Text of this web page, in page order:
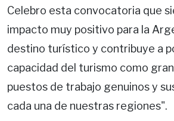
Celebro esta convocatoria que
impacto muy positivo para la
destino turístico y contribuye a
capacidad del turismo como
puestos de trabajo genuinos y
cada una de nuestras regiones".